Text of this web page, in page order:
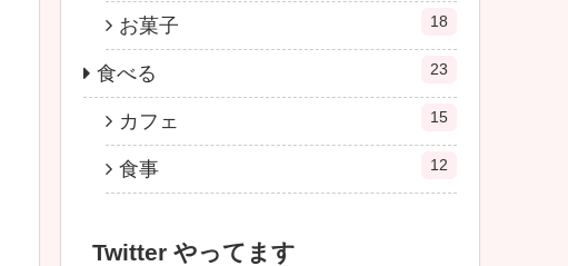
お菓子 18
食べる 23
カフェ 15
食事 12
Twitter やってます